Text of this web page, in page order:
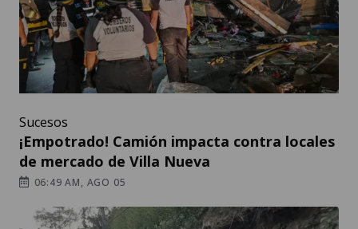
Sucesos
¡Empotrado! Camión impacta contra locales
de mercado de Villa Nueva
06:49 AM, AGO 05